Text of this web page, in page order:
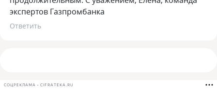
экспертов Газпромбанка
Ответить
СОЦРЕКЛАМА • CIFRATEKA.RU